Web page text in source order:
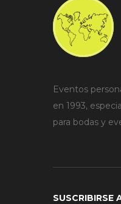
Eventos
en 1993,
para bodas y
SUSCRIBIRSE